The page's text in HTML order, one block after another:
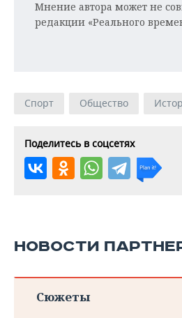
Мнение автора может не
редакции «Реального
Спорт Общество
Поделитесь в соцсетях
НОВОСТИ
Сюжеты